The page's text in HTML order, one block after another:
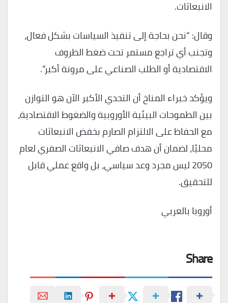
الانبعاثات.
وقال: “نحن بحاجة إلى تنفيذ السياسات بشكل فعال،
وتجنب أي تراجع مستمر تحت ضغط الظروف
الاقتصادية أو الطلب الصناعي على مرونة أكبر”.
ويؤكد خبراء المناخ أن التحدي الأكبر الآن هو التوازن
بين الطموحات البيئية الأوروبية والضغوط الاقتصادية،
مع الحفاظ على الالتزام الصارم بخفض الانبعاثات
محليًا، لضمان أن هدف صافي الانبعاثات الصفري لعام
2050 ليس مجرد وعد سياسي، بل واقع عملي قابل
للتحقيق.
أوروبا بالعربي
Share